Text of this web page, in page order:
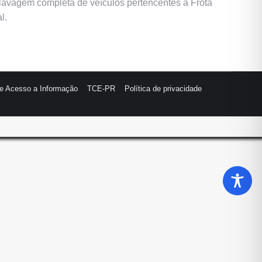
completa de veículos pertencentes à Frota
Acesso a Informação TCE-PR
Política de privacidade